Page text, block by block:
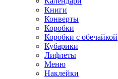
Книги
Конверты
Коробки
Коробки с обечайкой
Кубарики
Лифлеты
Меню
Наклейки